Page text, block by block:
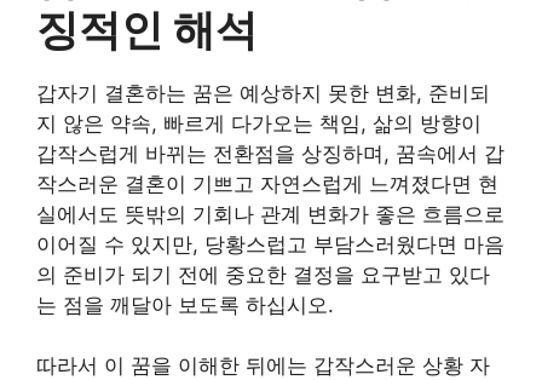
징적인 해석
갑자기 결혼하는 꿈은 예상하지 못한 변화, 준비되
지 않은 약속, 빠르게 다가오는 책임, 삶의 방향이
갑작스럽게 바뀌는 전환점을 상징하며, 꿈속에서 갑
작스러운 결혼이 기쁘고 자연스럽게 느껴졌다면 현
실에서도 뜻밖의 기회나 관계 변화가 좋은 흐름으로
이어질 수 있지만, 당황스럽고 부담스러웠다면 마음
의 준비가 되기 전에 중요한 결정을 요구받고 있다
는 점을 깨달아 보도록 하십시오.
따라서 이 꿈을 이해한 뒤에는 갑작스러운 상황 자